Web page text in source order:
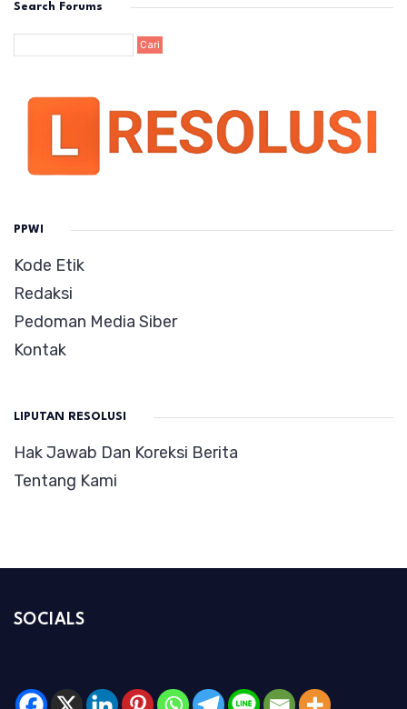
Search Forums
PPWI
Kode Etik
Redaksi
Pedoman Media Siber
Kontak
LIPUTAN RESOLUSI
Hak Jawab Dan Koreksi Berita
Tentang Kami
SOCIALS